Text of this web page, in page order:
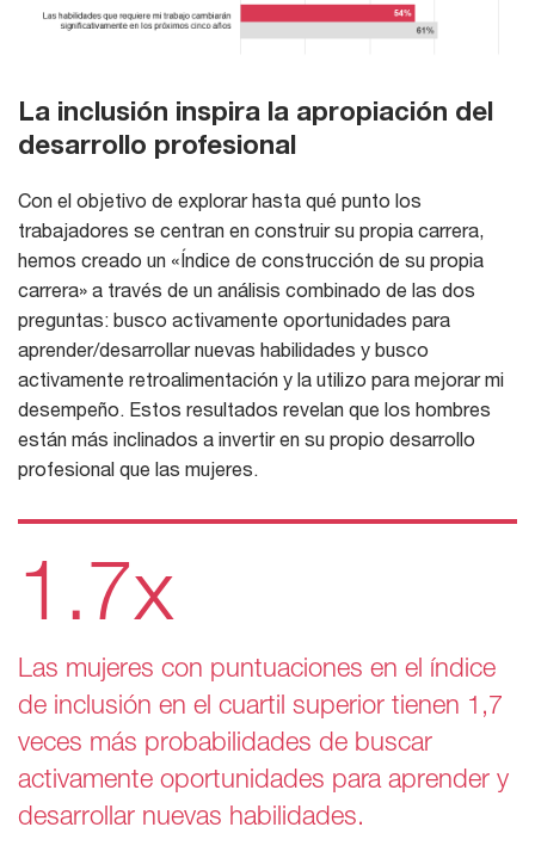
La inclusión inspira la apropiación del
desarrollo profesional
Con el objetivo de explorar hasta qué punto los
trabajadores se centran en construir su propia carrera,
hemos creado un «Índice de construcción de su propia
carrera» a través de un análisis combinado de las dos
preguntas: busco activamente oportunidades para
aprender/desarrollar nuevas habilidades y busco
activamente retroalimentación y la utilizo para mejorar mi
desempeño. Estos resultados revelan que los hombres
están más inclinados a invertir en su propio desarrollo
profesional que las mujeres.
1.7x
Las mujeres con puntuaciones en el índice
de inclusión en el cuartil superior tienen 1,7
veces más probabilidades de buscar
activamente oportunidades para aprender y
desarrollar nuevas habilidades.